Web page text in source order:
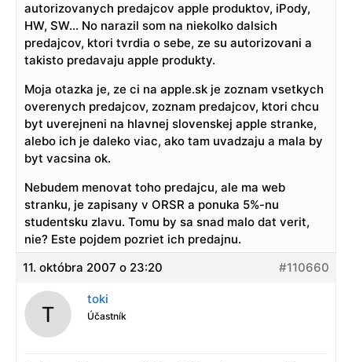
autorizovanych predajcov apple produktov, iPody,
HW, SW… No narazil som na niekolko dalsich
predajcov, ktori tvrdia o sebe, ze su autorizovani a
takisto predavaju apple produkty.
Moja otazka je, ze ci na apple.sk je zoznam vsetkych
overenych predajcov, zoznam predajcov, ktori chcu
byt uverejneni na hlavnej slovenskej apple stranke,
alebo ich je daleko viac, ako tam uvadzaju a mala by
byt vacsina ok.
Nebudem menovat toho predajcu, ale ma web
stranku, je zapisany v ORSR a ponuka 5%-nu
studentsku zlavu. Tomu by sa snad malo dat verit,
nie? Este pojdem pozriet ich predajnu.
11. októbra 2007 o 23:20
#110660
toki
Účastník